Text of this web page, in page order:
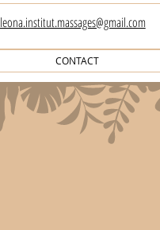
leona.institut.massages@gmail.com
CONTACT